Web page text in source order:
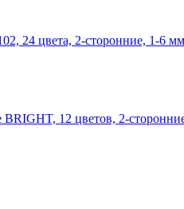
24 цвета, 2-сторонние, 1-6 мм